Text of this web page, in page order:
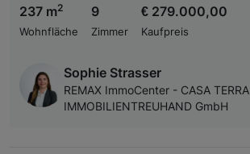
237 m2
Wohnfläche
9
Zimmer
€ 279.000,00
Kaufpreis
Sophie Strasser
REMAX ImmoCenter - CASA TERRA
IMMOBILIENTREUHAND GmbH